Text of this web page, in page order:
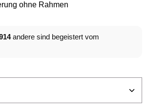
ohne Rahmen
andere sind begeistert vom